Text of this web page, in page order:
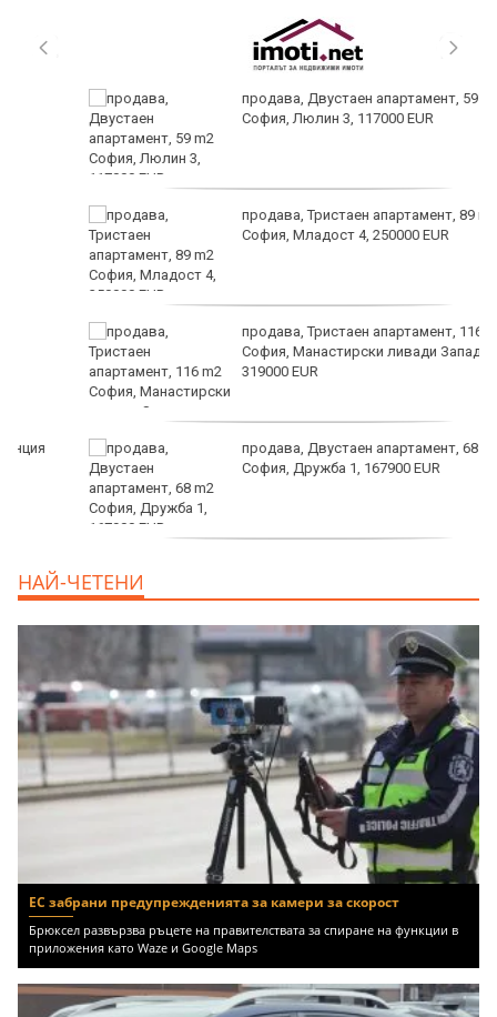
продава, Двустаен апартамент, 59 m2
София, Люлин 3, 117000 EUR
продава, Тристаен апартамент, 89 m2
София, Младост 4, 250000 EUR
продава, Тристаен апартамент, 116 m2
София, Манастирски ливади Запад,
319000 EUR
продава, Двустаен апартамент, 68 m2
София, Дружба 1, 167900 EUR
НАЙ-ЧЕТЕНИ
ЕС забрани предупрежденията за камери за скорост
Брюксел развързва ръцете на правителствата за спиране на функции в
приложения като Waze и Google Maps